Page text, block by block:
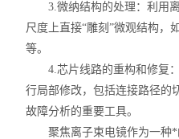
3.微纳结构的处理：利用离
尺度上直接“雕刻”微观结构，
等。
4.芯片线路的重构和修复：
行局部修改，包括连接路径的
故障分析的重要工具。
聚焦离子束电镜作为一种*